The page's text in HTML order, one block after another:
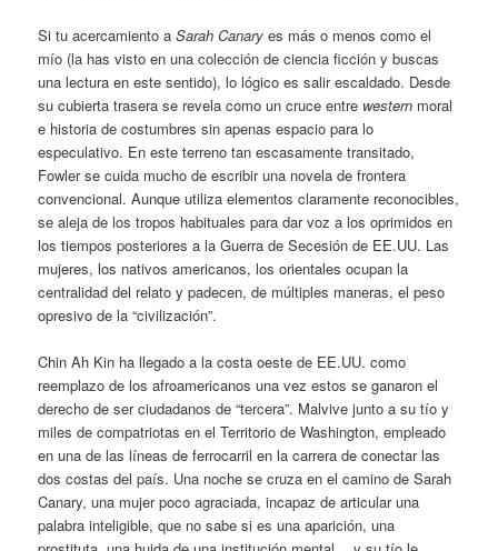
Si tu acercamiento aSarah Canary es más o menos como el
mío (la has visto en una colección de ciencia ficción y buscas
una lectura en este sentido), lo lógico es salir escaldado. Desde
su cubierta trasera se revela como un cruce entre western moral
e historia de costumbres sin apenas espacio para lo
especulativo. En este terreno tan escasamente transitado,
Fowler se cuida mucho de escribir una novela de frontera
convencional. Aunque utiliza elementos claramente reconocibles,
se aleja de los tropos habituales para dar voz a los oprimidos en
los tiempos posteriores a la Guerra de Secesión de EE.UU. Las
mujeres, los nativos americanos, los orientales ocupan la
centralidad del relato y padecen, de múltiples maneras, el peso
opresivo de la “civilización”.
Chin Ah Kin ha llegado a la costa oeste de EE.UU. como
reemplazo de los afroamericanos una vez estos se ganaron el
derecho de ser ciudadanos de “tercera”. Malvive junto a su tío y
miles de compatriotas en el Territorio de Washington, empleado
en una de las líneas de ferrocarril en la carrera de conectar las
dos costas del país. Una noche se cruza en el camino de Sarah
Canary, una mujer poco agraciada, incapaz de articular una
palabra inteligible, que no sabe si es una aparición, una